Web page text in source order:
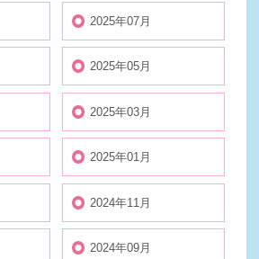
2025年07月
2025年05月
2025年03月
2025年01月
2024年11月
2024年09月